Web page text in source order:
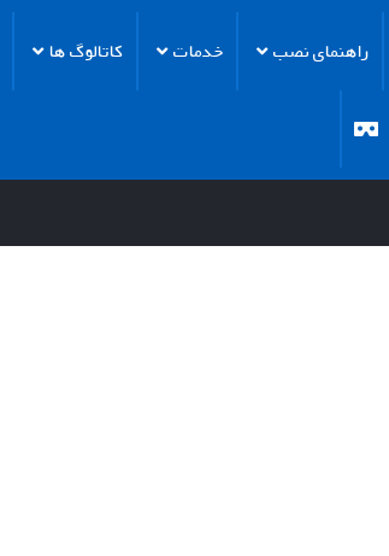
راهنمای نصب خدمات کاتالوگ ها